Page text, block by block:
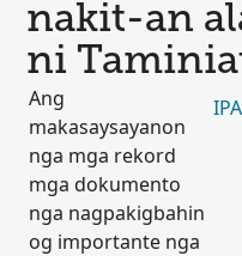
nakit-an
ni
Ang
makasaysayanon
nga mga rekord
mga dokumento
nga nagpakigbahin
og importante nga